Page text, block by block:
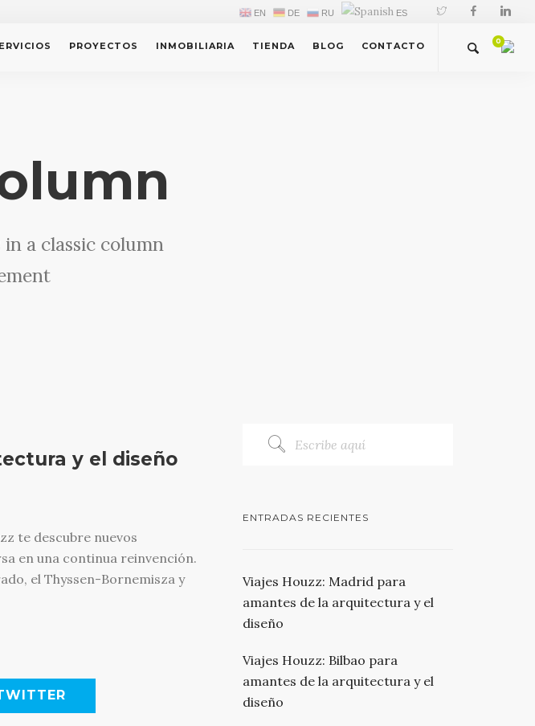
EN DE RU ES
PROYECTOS INMOBILIARIA TIENDA BLOG CONTACTO 0
a classic column
y el diseño
te descubre nuevos
en una continua reinvención.
el Thyssen-Bornemisza y
ENTRADAS RECIENTES
Viajes Houzz: Madrid para
amantes de la arquitectura y el
diseño
Viajes Houzz: Bilbao para
amantes de la arquitectura y el
diseño